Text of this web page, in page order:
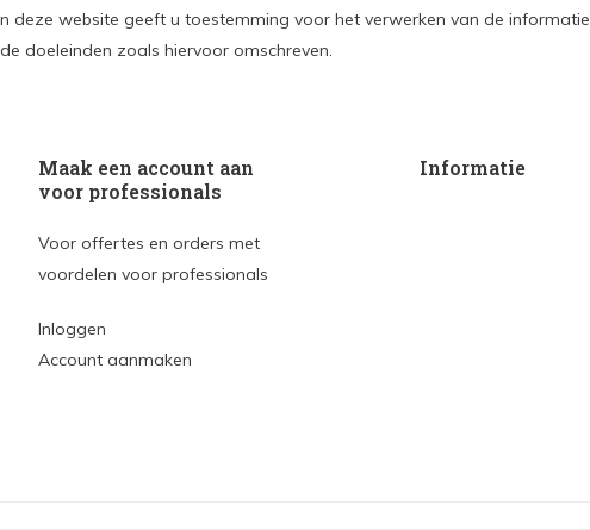
deze website geeft u toestemming voor het verwerken van de informatie
doeleinden zoals hiervoor omschreven.
Maak een account aan
voor professionals
Voor offertes en orders met
voordelen voor professionals
Inloggen
Account aanmaken
Informatie